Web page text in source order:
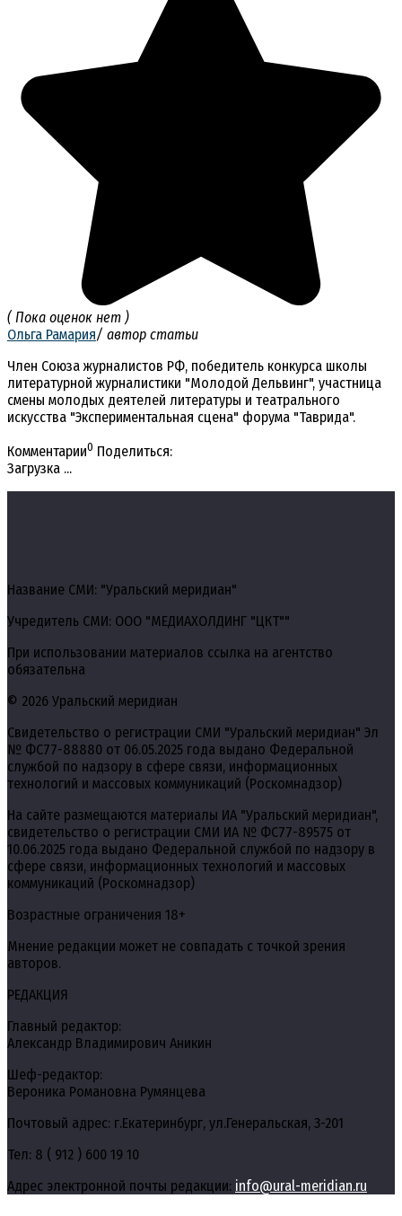
( Пока оценок нет )
Ольга Рамария/ автор статьи
Член Союза журналистов РФ, победитель конкурса школы
литературной журналистики "Молодой Дельвинг", участница
смены молодых деятелей литературы и театрального
искусства "Экспериментальная сцена" форума "Таврида".
Комментарии0 Поделиться:
Загрузка ...
Название СМИ: "Уральский меридиан"
Учредитель СМИ: ООО "МЕДИАХОЛДИНГ "ЦКТ""
При использовании материалов ссылка на агентство
обязательна
© 2026 Уральский меридиан
Свидетельство о регистрации СМИ "Уральский меридиан" Эл
№ ФС77-88880 от 06.05.2025 года выдано Федеральной
службой по надзору в сфере связи, информационных
технологий и массовых коммуникаций (Роскомнадзор)
На сайте размещаются материалы ИА "Уральский меридиан",
свидетельство о регистрации СМИ ИА № ФС77-89575 от
10.06.2025 года выдано Федеральной службой по надзору в
сфере связи, информационных технологий и массовых
коммуникаций (Роскомнадзор)
Возрастные ограничения 18+
Мнение редакции может не совпадать с точкой зрения
авторов.
РЕДАКЦИЯ
Главный редактор:
Александр Владимирович Аникин
Шеф-редактор:
Вероника Романовна Румянцева
Почтовый адрес: г.Екатеринбург, ул.Генеральская, 3-201
Тел: 8 ( 912 ) 600 19 10
Адрес электронной почты редакции: info@ural-meridian.ru